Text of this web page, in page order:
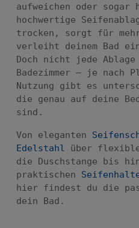
aufweichen oder
hochwertige
trocken, sorgt für mehr
verleiht deinem Bad
Doch nicht jede
Badezimmer – je nach
Nutzung gibt es
die genau auf deine
sind.
Von eleganten
Edelstahl über
die Duschstange bis
praktischen
hier findest du die
dein Bad.